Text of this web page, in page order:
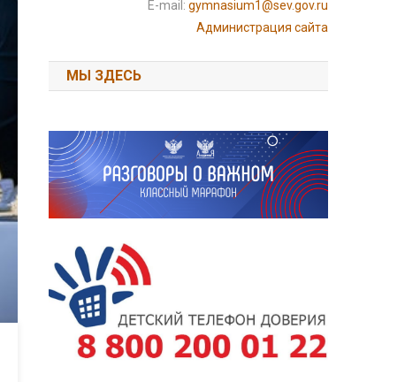
E-mail: gymnasium1@sev.gov.ru
Администрация сайта
МЫ ЗДЕСЬ